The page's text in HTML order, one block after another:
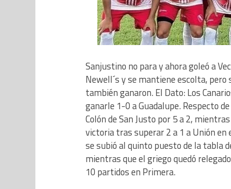
Sanjustino no para y ahora goleó a
Newell´s y se mantiene escolta, pero
también ganaron. El Dato: Los
ganarle 1-0 a Guadalupe. Respecto
Colón de San Justo por 5 a 2,
victoria tras superar 2 a 1 a Unión
se subió al quinto puesto de la tabla
mientras que el griego quedó
10 partidos en Primera.